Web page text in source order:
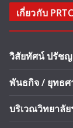
เกี่ยวกับ PRTC
วิสัยทัศน์ ปรัช
พันธกิจ / ยุทธศ
บริเวณวิทยาลั